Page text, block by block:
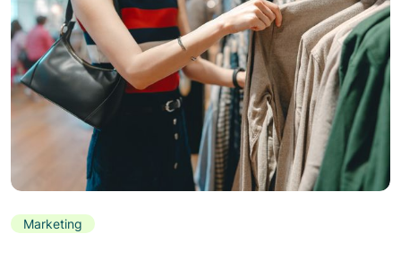
Marketing